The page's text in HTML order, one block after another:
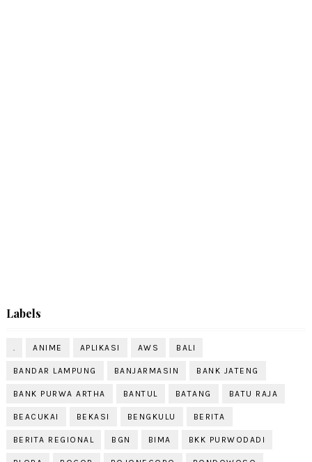
Labels
ANIME APLIKASI AWS BALI
BANDAR LAMPUNG BANJARMASIN BANK JATENG
BANK PURWA ARTHA BANTUL BATANG BATU RAJA
BEACUKAI BEKASI BENGKULU BERITA
BERITA REGIONAL BGN BIMA BKK PURWODADI